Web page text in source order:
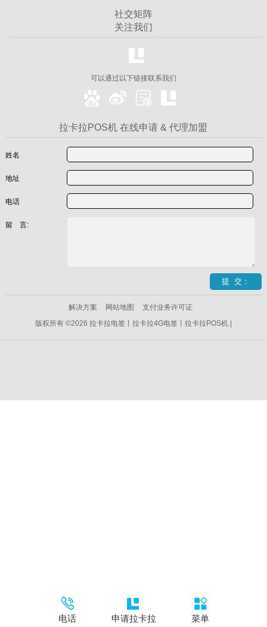
社交矩阵
关注我们
可以通过以下链接联系我们
拉卡拉POS机 在线申请 & 代理加盟
姓名
地址
电话
留 言:
解决方案 网站地图
支付业务许可证
版权所有 ©2026 拉卡拉电签丨拉卡拉4G电签丨拉卡拉POS机 |
电话 申请拉卡拉 菜单